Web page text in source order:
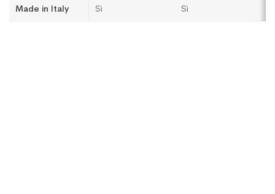
Made in Italy Sì Sì